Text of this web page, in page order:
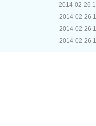
2014-02-26
2014-02-26
2014-02-26
2014-02-26